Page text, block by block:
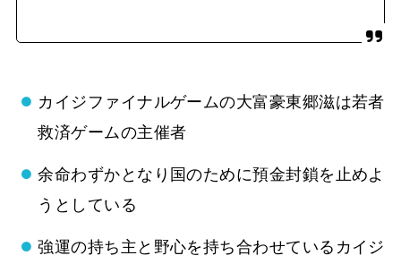
カイジファイナルゲームの大富豪東郷滋は若者
救済ゲームの主催者
余命わずかとなり国のために預金封鎖を止めよ
うとしている
強運の持ち主と野心を持ち合わせているカイジ